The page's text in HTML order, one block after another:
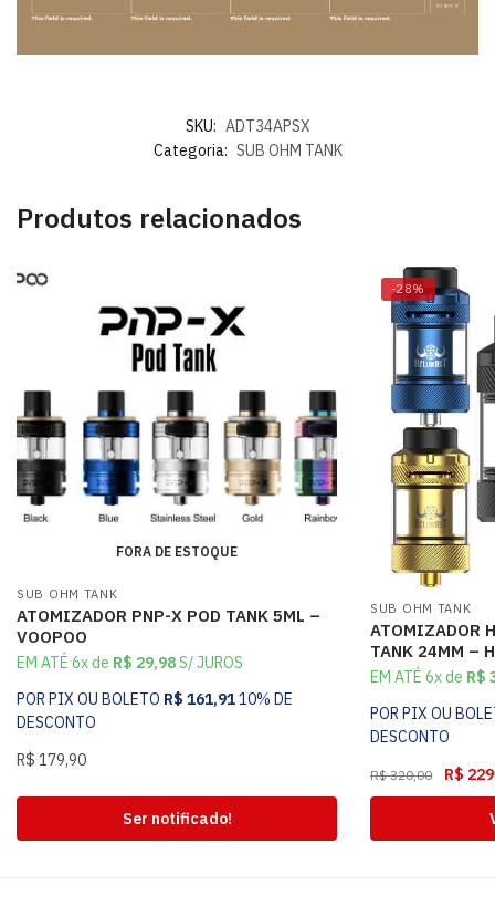
SKU: ADT34APSX
Categoria: SUB OHM TANK
Produtos relacionados
FORA DE ESTOQUE
SUB OHM TANK
ATOMIZADOR PNP-X POD TANK 5ML –
VOOPOO
EM ATÉ 6x de R$ 29,98S/ JUROS
POR PIX OU BOLETO R$ 161,9110% DE
DESCONTO
R$ 179,90
Ser notificado!
-28%
SUB OHM TANK
ATOMIZADOR
TANK 24MM –
EM ATÉ 6x de R$
POR PIX OU
DESCONTO
R$320,00 R$